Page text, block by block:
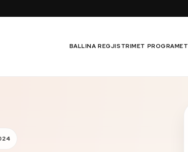
BALLINA REGJISTRIMET PROGRAMET